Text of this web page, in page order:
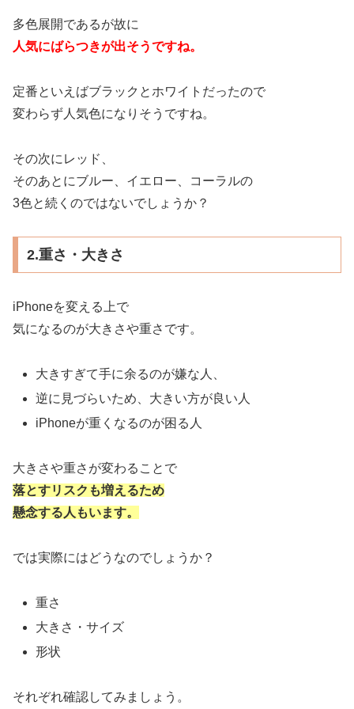
多色展開であるが故に
人気にばらつきが出そうですね。
定番といえばブラックとホワイトだったので
変わらず人気色になりそうですね。
その次にレッド、
そのあとにブルー、イエロー、コーラルの
3色と続くのではないでしょうか？
2.重さ・大きさ
iPhoneを変える上で
気になるのが大きさや重さです。
大きすぎて手に余るのが嫌な人、
逆に見づらいため、大きい方が良い人
iPhoneが重くなるのが困る人
大きさや重さが変わることで
落とすリスクも増えるため
懸念する人もいます。
では実際にはどうなのでしょうか？
重さ
大きさ・サイズ
形状
それぞれ確認してみましょう。